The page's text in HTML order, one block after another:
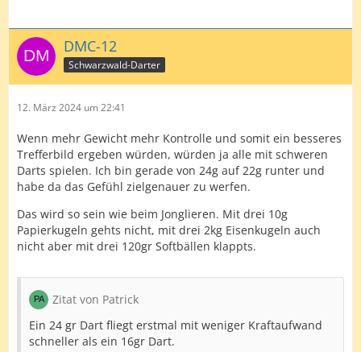
DMC-12
Schwarzwald-Darter
12. März 2024 um 22:41
Wenn mehr Gewicht mehr Kontrolle und somit ein besseres
Trefferbild ergeben würden, würden ja alle mit schweren
Darts spielen. Ich bin gerade von 24g auf 22g runter und
habe da das Gefühl zielgenauer zu werfen.
Das wird so sein wie beim Jonglieren. Mit drei 10g
Papierkugeln gehts nicht, mit drei 2kg Eisenkugeln auch
nicht aber mit drei 120gr Softbällen klappts.
Zitat von Patrick
Ein 24 gr Dart fliegt erstmal mit weniger Kraftaufwand
schneller als ein 16gr Dart.